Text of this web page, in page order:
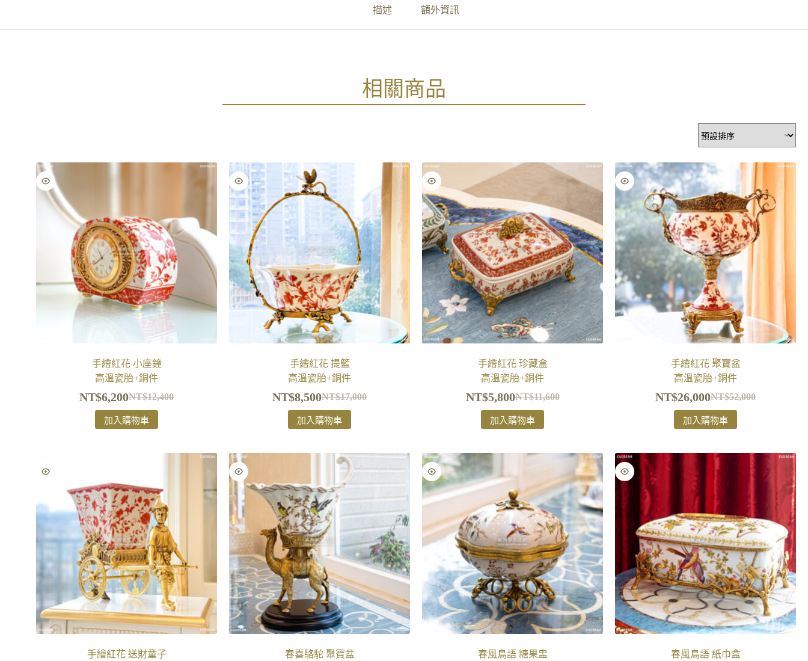
描述 額外資訊
相關商品
手繪紅花 小座鐘
高溫瓷胎+銅件
NT$12,400
NT$6,200
加入購物車
手繪紅花 提籃
高溫瓷胎+銅件
NT$17,000
NT$8,500
加入購物車
手繪紅花 珍藏盒
高溫瓷胎+銅件
NT$11,600
NT$5,800
加入購物車
手繪紅花 聚寶盆
高溫瓷胎+銅件
NT$52,000
NT$26,000
加入購物車
手繪紅花 送財童子 春喜駱駝 聚寶盆 春風鳥語 糖果盅 春風鳥語 紙巾盒